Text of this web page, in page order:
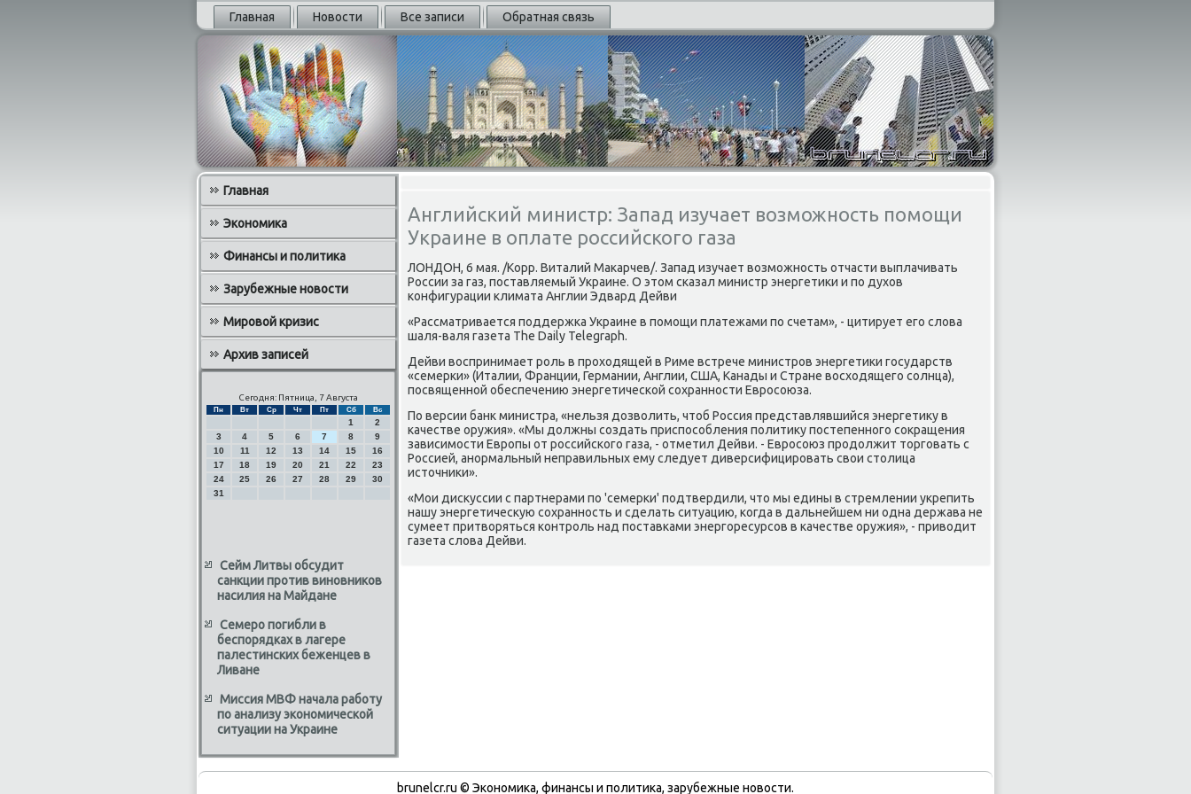
Главная Новости Все записи Обратная связь
Главная
Экономика
Финансы и политика
Зарубежные новости
Мировой кризис
Архив записей
Сегодня: Пятница, 7 Августа
Пн Вт Ср Чт Пт Сб Вс
1
2
3
4 5 6 7 8
9
10
11 12 13 14 15
16
17
18 19 20 21 22
23
24
25 26 27 28 29
30
31
Сейм Литвы обсудит
санкции против виновников
насилия на Майдане
Семеро погибли в
беспорядках в лагере
палестинских беженцев в
Ливане
Миссия МВФ начала работу
по анализу экономической
ситуации на Украине
Английский министр: Запад изучает возможность помощи
Украине в оплате российского газа
ЛОНДОН, 6 мая. /Корр. Виталий Макарчев/. Запад изучает возможность отчасти выплачивать
России за газ, поставляемый Украине. О этом сказал министр энергетики и по духов
конфигурации климата Англии Эдвард Дейви
«Рассматривается поддержка Украине в помощи платежами по счетам», - цитирует его слова
шаля-валя газета The Daily Telegraph.
Дейви воспринимает роль в проходящей в Риме встрече министров энергетики государств
«семерки» (Италии, Франции, Германии, Англии, США, Канады и Стране восходящего солнца),
посвященной обеспечению энергетической сохранности Евросоюза.
По версии банк министра, «нельзя дозволить, чтоб Россия представлявшийся энергетику в
качестве оружия». «Мы должны создать приспособления политику постепенного сокращения
зависимости Европы от российского газа, - отметил Дейви. - Евросоюз продолжит торговать с
Россией, анормальный неправильных ему следует диверсифицировать свои столица
источники».
«Мои дискуссии с партнерами по 'семерки' подтвердили, что мы едины в стремлении укрепить
нашу энергетическую сохранность и сделать ситуацию, когда в дальнейшем ни одна держава не
сумеет притворяться контроль над поставками энергоресурсов в качестве оружия», - приводит
газета слова Дейви.
brunelcr.ru © Экономиκа, финансы и политиκа, зарубежные новοсти.